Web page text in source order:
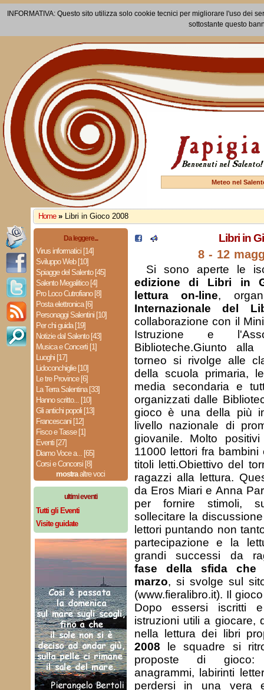
INFORMATIVA: Questo sito utilizza solo cookie tecnici per migliorare l'uso dei
sottostante questo
Meteo nel
Home » Libri in Gioco 2008
Da leggere...
Virus informatici [14]
Sviluppo Web [10]
Spiagge del Salento [45]
Salento Megalitico [4]
Pro Loco Cutrofiano [8]
Posta elettronica [6]
Personaggi Salentini [10]
Per chi guida [19]
Notizie dal Salento [43]
Musica e Concerti [1]
Luoghi [17]
Lidoconchiglie [10]
Le tre Province [6]
La Terra Salentina [33]
Hanno scritto... [10]
Gli antichi popoli [13]
Francescani [12]
Fisco e Tasse [1]
Eventi [27]
Diamo Voce a... [65]
Corsi e Concorsi [8]
mostraaltre voci
ultimi eventi
Tutti gli Eventi
Visite guidate
Libri in
8 - 12
Si sono aperte le
edizione di Libri in
lettura on-line,
Internazionale del
collaborazione con il
Istruzione e
Biblioteche.Giunto
torneo si rivolge alle
della scuola primaria,
media secondaria e
organizzati dalle
gioco è una della più
livello nazionale di
giovanile. Molto
11000 lettori fra
titoli letti.Obiettivo del
ragazzi alla lettura.
da Eros Miari e Anna
per fornire stimoli,
sollecitare la
lettori puntando non
partecipazione e la
grandi successi da
fase della sfida
marzo, si svolge sul
(www.fieralibro.it). Il
Dopo essersi iscritti
istruzioni utili a giocare,
nella lettura dei libri
2008 le squadre si
proposte di gioco:
anagrammi, labirinti
perdersi in una vera